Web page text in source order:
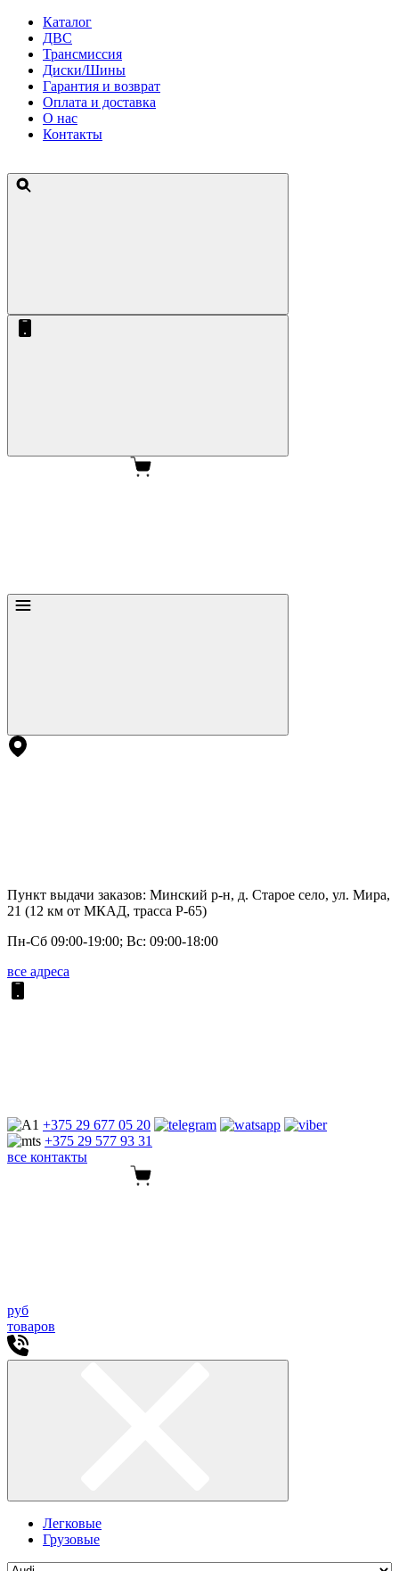
Каталог
ДВС
Трансмиссия
Диски/Шины
Гарантия и возврат
Оплата и доставка
О нас
Контакты
Пункт выдачи заказов: Минский р-н, д. Старое село, ул. Мира,
21 (12 км от МКАД, трасса P-65)
Пн-Сб 09:00-19:00; Вс: 09:00-18:00
все адреса
+375 29 677 05 20
+375 29 577 93 31
все контакты
руб
товаров
Легковые
Грузовые